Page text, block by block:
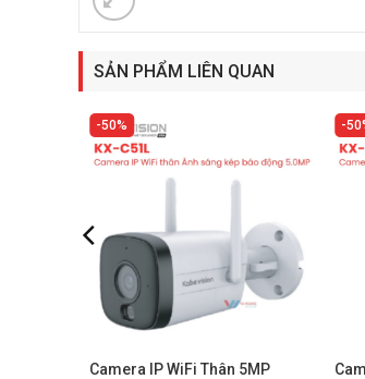
SẢN PHẨM LIÊN QUAN
50%
Camera IP WiFi Thân 5MP